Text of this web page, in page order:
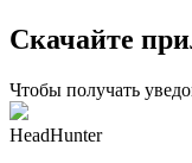
Скачайте
Чтобы получать
HeadHunter